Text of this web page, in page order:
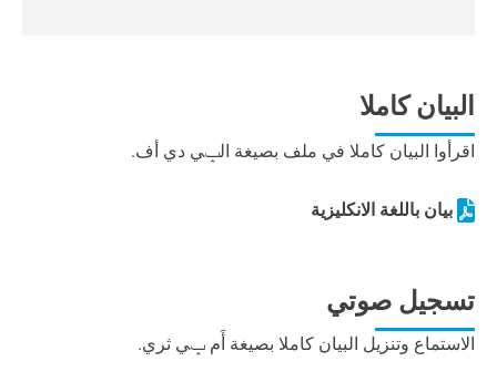
البيان كاملا
اقرأوا البيان كاملا في ملف بصيغة الݒي دي أف.
بيان باللغة الانكليزية
تسجيل صوتي
الاستماع وتنزيل البيان كاملا بصيغة أَم ݒي ثري.